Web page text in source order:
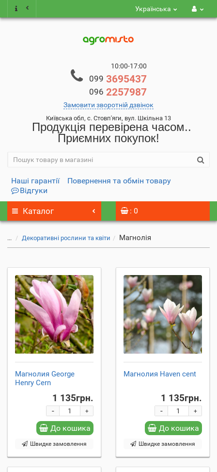
Українська
10:00-17:00
099 3695437
096 2257987
Замовити зворотній дзвінок
Київська обл, с. Стовп'яги, вул. Шкільна 13
Продукція перевірена часом..
Приємних покупок!
Наші гарантії
Повернення та обмін товару
Відгуки
Каталог : 0
... Декоративні рослини та квіти Магнолія
Магнолия George
Henry Cern
1 135грн.
+
-
До кошика
Швидке замовлення
Магнолия Haven cent
1 135грн.
+
-
До кошика
Швидке замовлення